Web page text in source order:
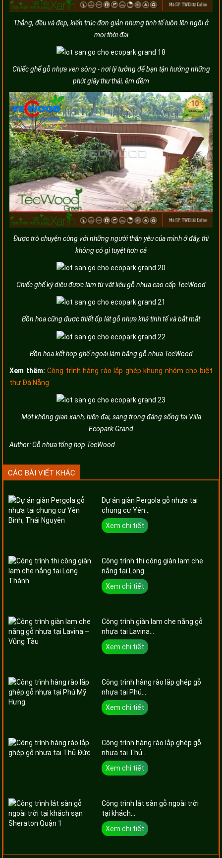
Thẳng, đều và đẹp, kiến trúc đơn giản nhưng tinh tế luôn lên ngôi ở
mọi thời đại
Chiếc ghế gỗ nhựa ven sông - nơi lý tưởng để bạn tận hưởng những
phút giây thư thái, êm đềm
Được trò chuyện cùng với những người thân yêu của mình ở đây, thì
không có gì tuyệt hơn cả
Chiếc ghế kỳ diệu được làm từ vật liệu gỗ nhựa cao cấp TecWood
Bồn hoa cũng được thiết ốp lát gỗ nhựa khá tinh tế và bắt mắt
Bồn hoa kết hợp ghế ngoài làm bằng gỗ nhựa TecWood
Xem thêm: Công trình hàng rào lắp ghép khung nhôm cho biệt
thự Đà Nẵng
Một không gian xanh, hiện đại, sang trọng đáng sống tại Villa
Ecopark Grand
Author:Gỗ nhựa tổng hợp TecWood
CÁC BÀI VIẾT KHÁC
Dự án giàn Pergola gỗ nhựa tại
chung cư Yên...
Xem chi tiết
Công trình thi công giàn lam che
nắng tại Long...
Xem chi tiết
Công trình giàn lam che nắng gỗ
nhựa tại Lavina...
Xem chi tiết
Công trình hàng rào lắp ghép gỗ
nhựa tại Phú...
Xem chi tiết
Công trình hàng rào lắp ghép gỗ
nhựa tại Thủ...
Xem chi tiết
Công trình lát sàn gỗ ngoài trời
tại khách...
Xem chi tiết